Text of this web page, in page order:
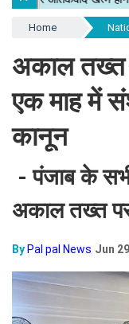
Home
अकाल तख्त
एक माह में
कानून
- पंजाब के
अकाल तख्त
By Pal pal News Jun